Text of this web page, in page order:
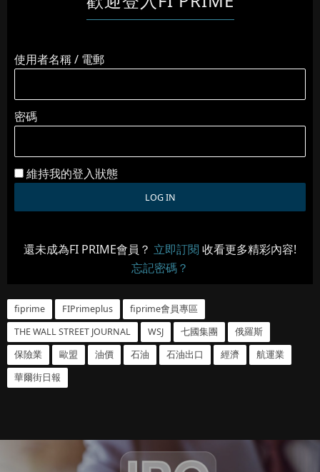
使用者名稱 / 電郵
密碼
維持我的登入狀態
還未成為FI PRIME會員？ 立即訂閱 收看更多精彩內容!
忘記密碼？
fiprime FIPrimeplus
fiprime會員專區
THE WALL STREET JOURNAL
WSJ 七國集團
俄羅斯
保險業
歐盟 油價 石油 石油出口 經濟
航運業
華爾街日報